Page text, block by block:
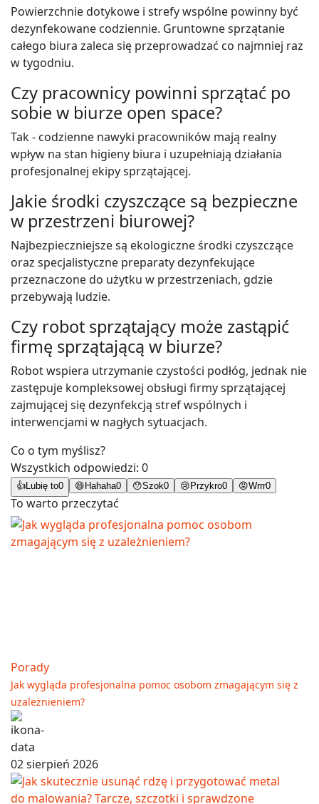
Powierzchnie dotykowe i strefy wspólne powinny być
dezynfekowane codziennie. Gruntowne sprzątanie
całego biura zaleca się przeprowadzać co najmniej raz
w tygodniu.
Czy pracownicy powinni sprzątać po
sobie w biurze open space?
Tak - codzienne nawyki pracowników mają realny
wpływ na stan higieny biura i uzupełniają działania
profesjonalnej ekipy sprzątającej.
Jakie środki czyszczące są bezpieczne
w przestrzeni biurowej?
Najbezpieczniejsze są ekologiczne środki czyszczące
oraz specjalistyczne preparaty dezynfekujące
przeznaczone do użytku w przestrzeniach, gdzie
przebywają ludzie.
Czy robot sprzątający może zastąpić
firmę sprzątającą w biurze?
Robot wspiera utrzymanie czystości podłóg, jednak nie
zastępuje kompleksowej obsługi firmy sprzątającej
zajmującej się dezynfekcją stref wspólnych i
interwencjami w nagłych sytuacjach.
Co o tym myślisz?
Wszystkich odpowiedzi: 0
👍Lubię to0 😄 Hahaha0 😯Szok0 😢 Przykro0 😡Wrrr0
To warto przeczytać
Porady
Jak wygląda profesjonalna pomoc osobom zmagającym się z
uzależnieniem?
02 sierpień 2026